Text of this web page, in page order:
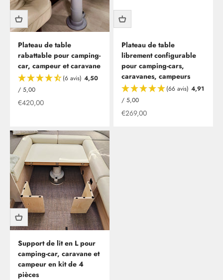
Plateau de table
rabattable pour camping-
car, campeur et caravane
(6 avis) 4,50
/ 5,00
Offre à partir de
€420,00
Plateau de table
librement configurable
pour camping-cars,
caravanes, campeurs
(66 avis) 4,91
/ 5,00
Offre à partir de
€269,00
Support de lit en L pour
camping-car, caravane et
campeur en kit de 4
pièces